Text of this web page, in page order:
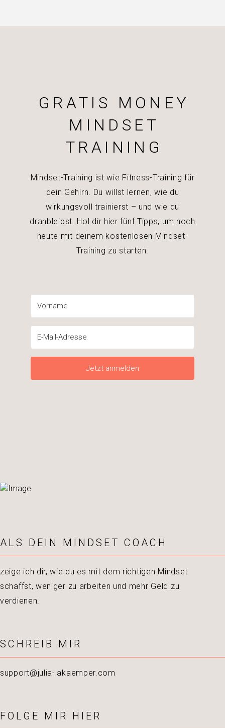
GRATIS MONEY
MINDSET
TRAINING
Mindset-Training ist wie Fitness-Training für
dein Gehirn. Du willst lernen, wie du
wirkungsvoll trainierst – und wie du
dranbleibst. Hol dir hier fünf Tipps, um noch
heute mit deinem kostenlosen Mindset-
Training zu starten.
Jetzt anmelden
ALS DEIN MINDSET COACH
zeige ich dir, wie du es mit dem richtigen Mindset
schaffst, weniger zu arbeiten und mehr Geld zu
verdienen.
SCHREIB MIR
support@julia-lakaemper.com
FOLGE MIR HIER